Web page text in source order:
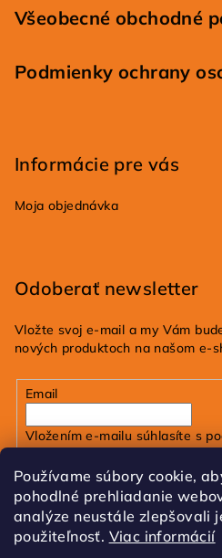
Používame súbory cookie,
pohodlné prehliadanie
analýze neustále zlepšovali
použiteľnosť. Viac informácií
Všeobecné obchodné
Podmienky ochrany
Informácie pre vás
Moja objednávka
Odoberať newsletter
Vložte svoj e-mail a my Vám
nových produktoch na našom e-
Email
Vložením e-mailu súhlasíte s
Prihlásiť sa